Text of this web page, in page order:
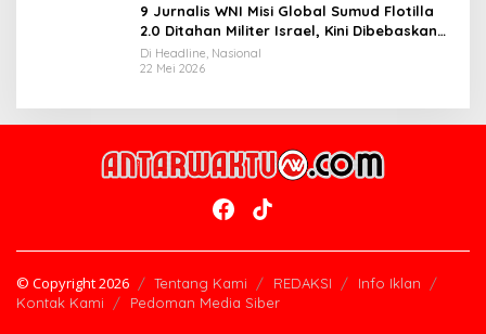
9 Jurnalis WNI Misi Global Sumud Flotilla
2.0 Ditahan Militer Israel, Kini Dibebaskan
dan Dievakuasi ke Istanbul
Di Headline, Nasional
22 Mei 2026
© Copyright 2026 Tentang Kami REDAKSI
Info Iklan
Kontak Kami
Pedoman Media Siber